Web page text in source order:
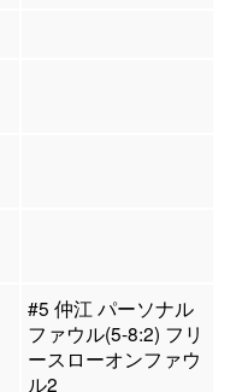
#5 仲江 パーソナル
ファウル(5-8:2) フリ
ースローオンファウ
ル2